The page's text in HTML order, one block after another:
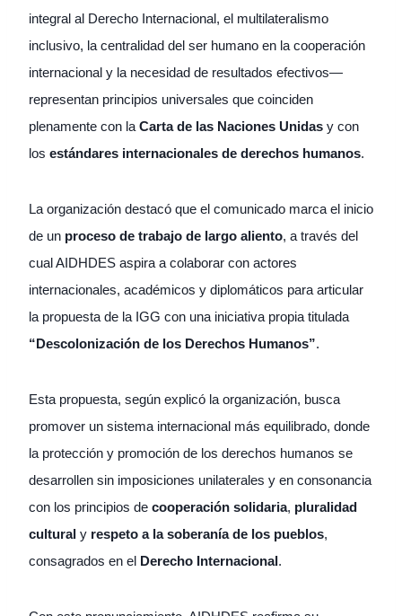
integral al Derecho Internacional, el multilateralismo
inclusivo, la centralidad del ser humano en la cooperación
internacional y la necesidad de resultados efectivos—
representan principios universales que coinciden
plenamente con la Carta de las Naciones Unidas y con
los estándares internacionales de derechos humanos.
La organización destacó que el comunicado marca el inicio
de un proceso de trabajo de largo aliento, a través del
cual AIDHDES aspira a colaborar con actores
internacionales, académicos y diplomáticos para articular
la propuesta de la IGG con una iniciativa propia titulada
“Descolonización de los Derechos Humanos”.
Esta propuesta, según explicó la organización, busca
promover un sistema internacional más equilibrado, donde
la protección y promoción de los derechos humanos se
desarrollen sin imposiciones unilaterales y en consonancia
con los principios de cooperación solidaria, pluralidad
cultural y respeto a la soberanía de los pueblos,
consagrados en el Derecho Internacional.